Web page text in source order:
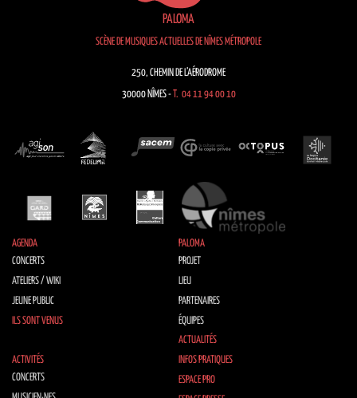
PALOMA
SCÈNE DE MUSIQUES ACTUELLES DE NÎMES MÉTROPOLE
250, CHEMIN DE L’AÉRODROME
30000 NÎMES - T. 04 11 94 00 10
AGENDA
CONCERTS
ATELIERS / WIKI
JEUNE PUBLIC
ILS SONT VENUS
PALOMA
PROJET
LIEU
PARTENAIRES
ÉQUIPES
ACTUALITÉS
ACTIVITÉS
CONCERTS
INFOS PRATIQUES
ESPACE PRO